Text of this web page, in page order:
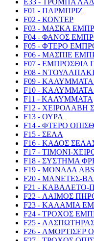
F01 - ΠΑΡΜΠΡΙΖ
F02 - ΚΟΝΤΕΡ
F03 - ΜΑΣΚΑ
F04 - ΦΑΝΟΣ
F05 - ΦΤΕΡΟ
F06 - ΜΑΣΠΙΕ
F07 - ΕΜΠΡΟΣΘΙΑ
F08 -
F09 -
F10 -
F11 - ΚΑΛΥΜΜΑΤΑ
F12 - ΧΕΙΡΟΛΑΒΗ
F13 - ΟΥΡΑ
F14 - ΦΤΕΡΟ
F15 - ΣΕΛΑ
F16 - ΚΑΔΟΣ
F17 - ΤΙΜΟΝΙ-
F18 - ΣΥΣΤΗΜΑ
F19 - ΜΟΝΑΔΑ ABS
F20 - ΜΑΝΕΤΕΣ-
F21 - ΚΑΒΑΛΕΤΟ-
F22 - ΛΑΙΜΟΣ
F23 - ΚΑΛΑΜΙΑ
F24 - ΤΡΟΧΟΣ
F25 -
F26 - ΑΜΟΡΤΙΣΕΡ